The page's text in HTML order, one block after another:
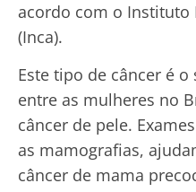
acordo com o Instituto
(Inca).
Este tipo de câncer é
entre as mulheres no
câncer de pele.
as mamografias,
câncer de mama